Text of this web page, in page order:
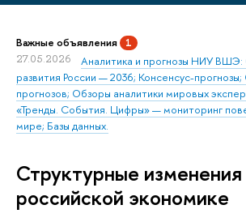
Важные объявления 1
27.05.2026
Аналитика и прогнозы НИУ ВШЭ:
развития России — 2036; Консенсус-
прогнозов; Обзоры аналитики мировых
«Тренды. События. Цифры» — мониторинг
мире; Базы данных.
Структурные изменения
российской экономике